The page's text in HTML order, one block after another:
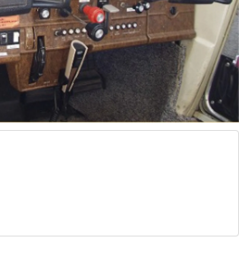
à la Ferté samedi
non un peu trop loin pour moi !
vous étaient-ils présent au
?
et excellente année 2026 à tous et
mes meilleurs voeux à tous pour
bon réveillon pour cette nouvelle